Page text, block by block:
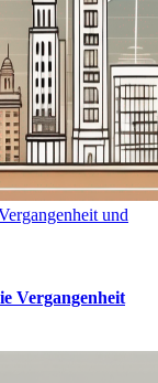
und
Vergangenheit